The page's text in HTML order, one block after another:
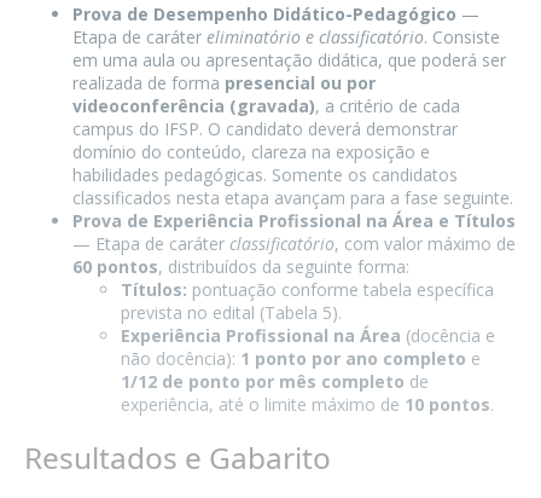
Prova de Desempenho Didático-Pedagógico —
Etapa de caráter eliminatório e classificatório. Consiste
em uma aula ou apresentação didática, que poderá ser
realizada de forma presencial ou por
videoconferência (gravada), a critério de cada
campus do IFSP. O candidato deverá demonstrar
domínio do conteúdo, clareza na exposição e
habilidades pedagógicas. Somente os candidatos
classificados nesta etapa avançam para a fase seguinte.
Prova de Experiência Profissional na Área e Títulos
— Etapa de caráter classificatório, com valor máximo de
60 pontos, distribuídos da seguinte forma:
Títulos: pontuação conforme tabela específica
prevista no edital (Tabela 5).
Experiência Profissional na Área (docência e
não docência): 1 ponto por ano completo e
1/12 de ponto por mês completo de
experiência, até o limite máximo de 10 pontos.
Resultados e Gabarito